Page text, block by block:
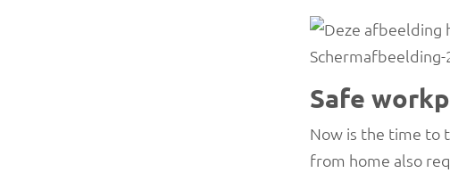
Safe
Now is the time to
from home also